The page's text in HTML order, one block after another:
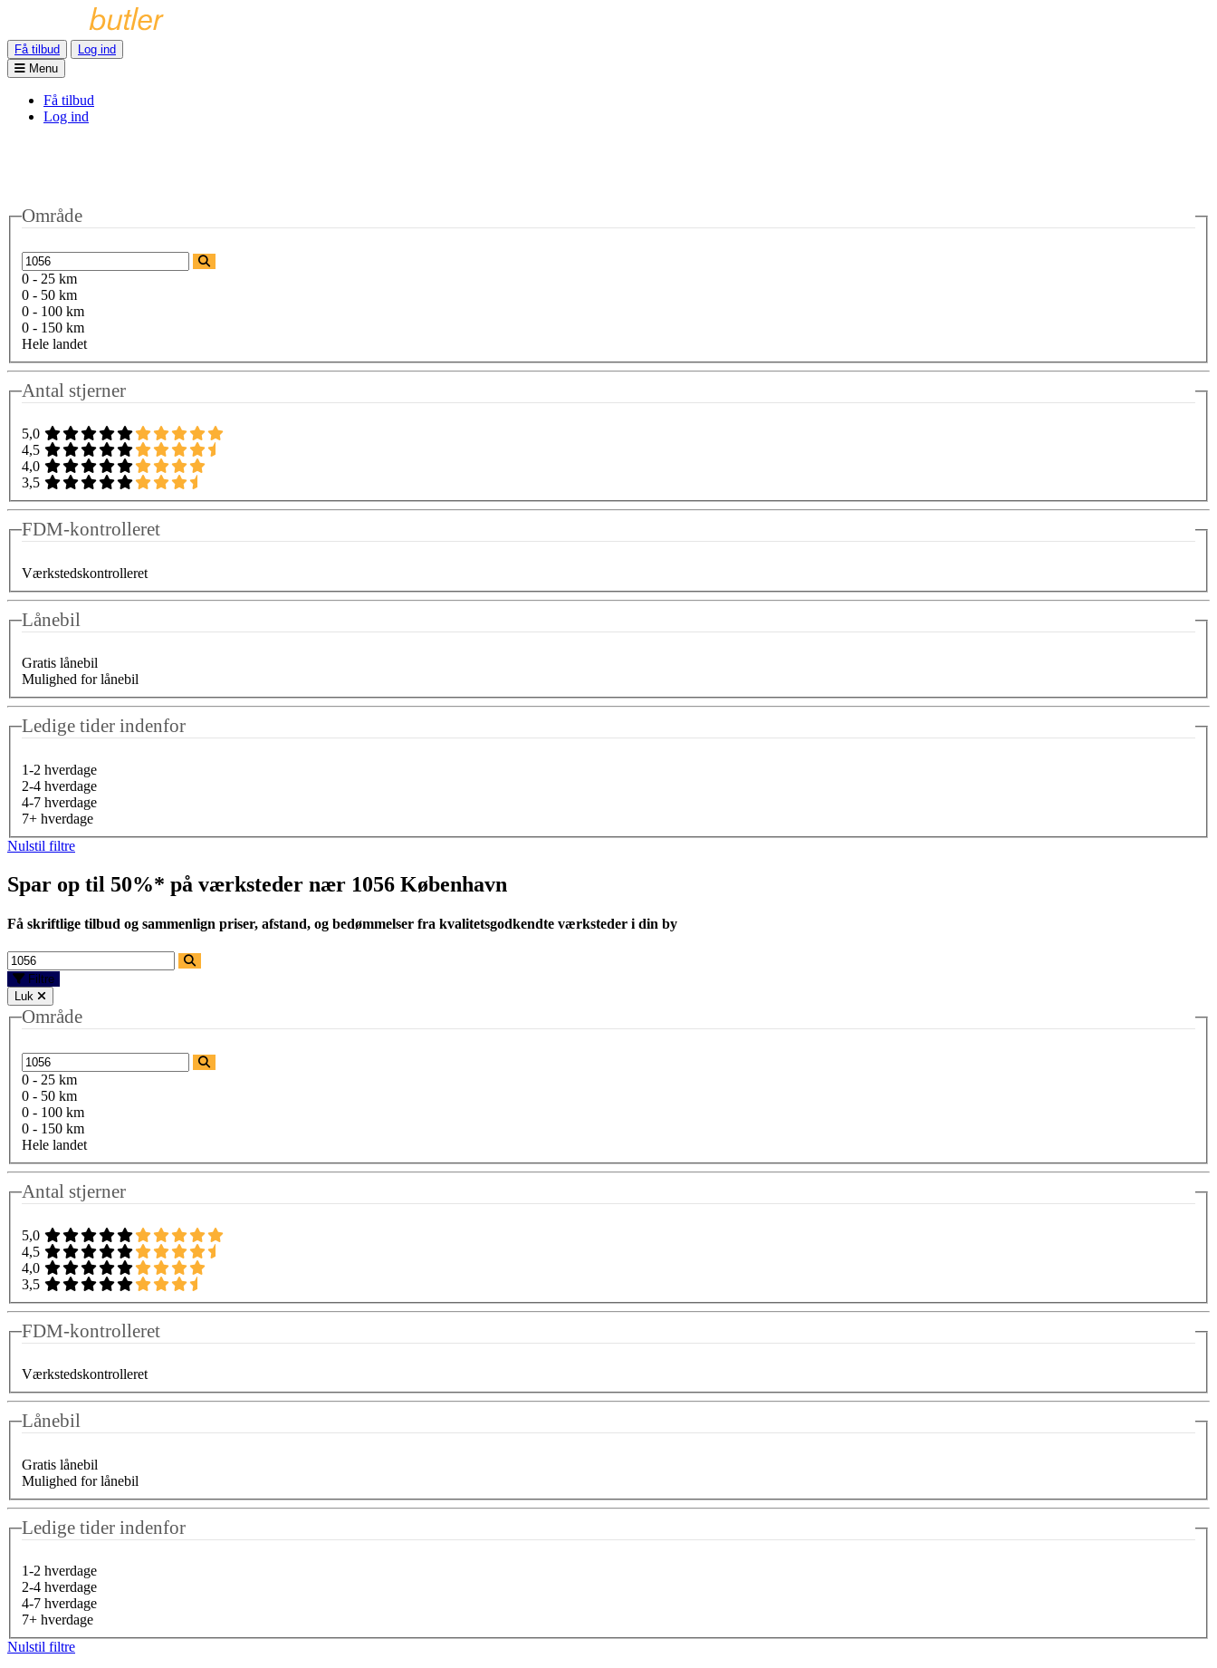
Få tilbud
Log ind
Menu
Få tilbud
Log ind
Område
0 - 25 km
0 - 50 km
0 - 100 km
0 - 150 km
Hele landet
Antal stjerner
5,0
4,5
4,0
3,5
FDM-kontrolleret
Værkstedskontrolleret
Lånebil
Gratis lånebil
Mulighed for lånebil
Ledige tider indenfor
1-2 hverdage
2-4 hverdage
4-7 hverdage
7+ hverdage
Nulstil filtre
Spar op til 50%* på værksteder nær 1056 København
Få skriftlige tilbud og sammenlign priser, afstand, og bedømmelser fra kvalitetsgodkendte værksteder i din by
Filtre
Luk
Område
0 - 25 km
0 - 50 km
0 - 100 km
0 - 150 km
Hele landet
Antal stjerner
5,0
4,5
4,0
3,5
FDM-kontrolleret
Værkstedskontrolleret
Lånebil
Gratis lånebil
Mulighed for lånebil
Ledige tider indenfor
1-2 hverdage
2-4 hverdage
4-7 hverdage
7+ hverdage
Nulstil filtre